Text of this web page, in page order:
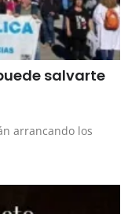
salvarte
arrancando los